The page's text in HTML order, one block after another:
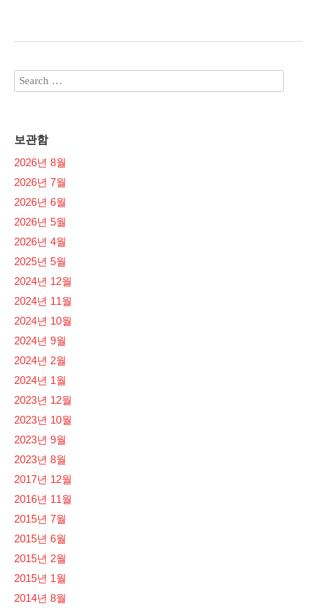
보관함
2026년 8월
2026년 7월
2026년 6월
2026년 5월
2026년 4월
2025년 5월
2024년 12월
2024년 11월
2024년 10월
2024년 9월
2024년 2월
2024년 1월
2023년 12월
2023년 10월
2023년 9월
2023년 8월
2017년 12월
2016년 11월
2015년 7월
2015년 6월
2015년 2월
2015년 1월
2014년 8월